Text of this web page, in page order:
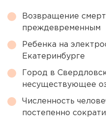
Возвращение
преждевременным
Ребенка на
Екатеринбурге
Город в
несуществующее
Численность
постепенно